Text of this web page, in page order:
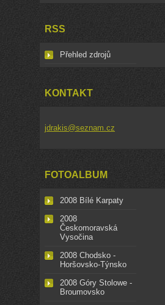
RSS
Přehled zdrojů
KONTAKT
jdrakis@seznam.cz
FOTOALBUM
2008 Bílé Karpaty
2008
Českomoravská
Vysočina
2008 Chodsko -
Horšovsko-Týnsko
2008 Góry Stolowe -
Broumovsko